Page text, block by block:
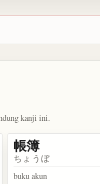
kanji ini.
kosakata 張本人
帳簿
ちょうぼ
buku akun